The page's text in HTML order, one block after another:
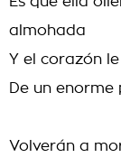
almohada
Y el corazón
De un
Volverán a